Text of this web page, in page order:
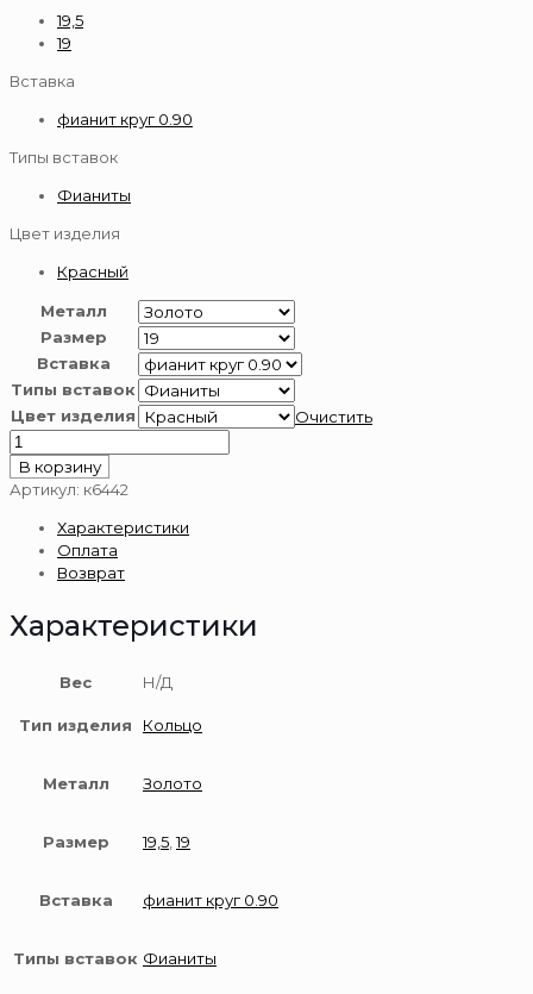
19,5
19
Вставка
фианит круг 0.90
Типы вставок
Фианиты
Цвет изделия
Красный
Металл
Размер
Вставка
Типы вставок
Цвет изделия
Очистить
Количество
товара
Кольцо
золота
пробы
В корзину
Артикул: к6442
Характеристики
Оплата
Возврат
Характеристики
Вес Н/Д
Тип изделия Кольцо
Металл Золото
Размер 19,5 ,19
Вставка фианит круг 0.90
Типы вставок Фианиты